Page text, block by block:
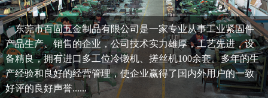
东莞市百固五金制品有限公司是一家专业从事工业紧固件
产品生产、销售的企业，公司技术实力雄厚，工艺先进，设
备精良，拥有进口多工位冷镦机、搓丝机100余套。多年的生
产经验和良好的经营管理，使企业赢得了国内外用户的一致
好评的良好声誉......